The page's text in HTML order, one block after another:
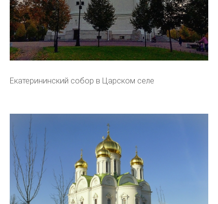
Екатерининский собор в Царском селе